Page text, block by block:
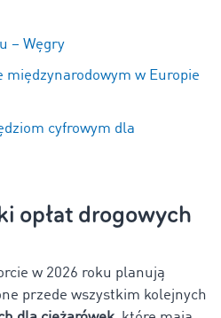
– Węgry
międzynarodowym w Europie
cyfrowym dla
opłat drogowych
w 2026 roku planują
przede wszystkim kolejnych